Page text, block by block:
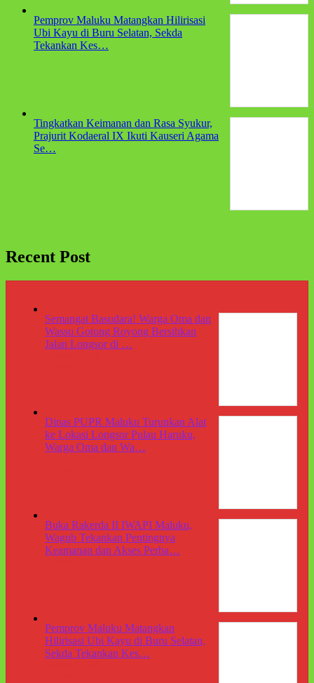
Pemprov Maluku Matangkan Hilirisasi
Ubi Kayu di Buru Selatan, Sekda
Tekankan Kes…
Tingkatkan Keimanan dan Rasa Syukur,
Prajurit Kodaeral IX Ikuti Kauseri Agama
Se…
Recent Post
Semangat Basudara! Warga Oma dan
Wassu Gotong Royong Bersihkan
Jalan Longsor di …
Dinas PUPR Maluku Turunkan Alat
ke Lokasi Longsor Pulau Haruku,
Warga Oma dan Wa…
Buka Rakerda II IWAPI Maluku,
Wagub Tekankan Pentingnya
Keamanan dan Akses Perba…
Pemprov Maluku Matangkan
Hilirisasi Ubi Kayu di Buru Selatan,
Sekda Tekankan Kes…